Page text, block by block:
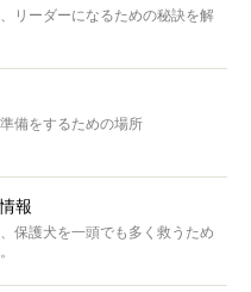
リーダーになるための秘訣を解
備をするための場所
報
保護犬を一頭でも多く救うため